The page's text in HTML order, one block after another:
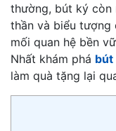
thường, bút ký còn
thần và biểu tượng
mối quan hệ bền
Nhất khám phá bút
làm quà tặng lại